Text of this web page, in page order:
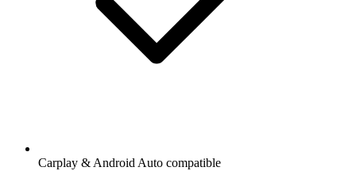
Carplay & Android Auto compatible